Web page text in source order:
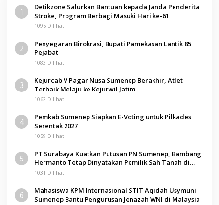
1
Detikzone Salurkan Bantuan kepada Janda Penderita
Stroke, Program Berbagi Masuki Hari ke-61
1095 Dilihat
2
Penyegaran Birokrasi, Bupati Pamekasan Lantik 85
Pejabat
1083 Dilihat
3
Kejurcab V Pagar Nusa Sumenep Berakhir, Atlet
Terbaik Melaju ke Kejurwil Jatim
1062 Dilihat
4
Pemkab Sumenep Siapkan E-Voting untuk Pilkades
Serentak 2027
1059 Dilihat
5
PT Surabaya Kuatkan Putusan PN Sumenep, Bambang
Hermanto Tetap Dinyatakan Pemilik Sah Tanah di
Pamolokan
1031 Dilihat
6
Mahasiswa KPM Internasional STIT Aqidah Usymuni
Sumenep Bantu Pengurusan Jenazah WNI di Malaysia